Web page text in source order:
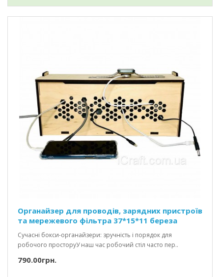
Органайзер для проводів, зарядних пристроїв
та мережевого фільтра 37*15*11 береза
Сучасні бокси-органайзери: зручність і порядок для
робочого просторуУ наш час робочий стіл часто пер..
790.00грн.